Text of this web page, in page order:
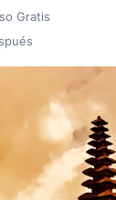
Gratis